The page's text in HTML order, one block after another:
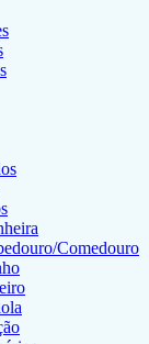
Comedouro